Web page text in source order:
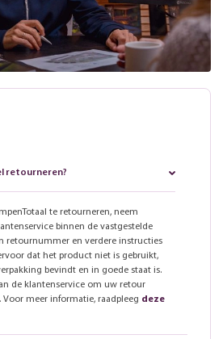
retourneren?
te retourneren, neem
binnen de vastgestelde
retournummer en verdere instructies
dat het product niet is gebruikt,
bevindt en in goede staat is.
de klantenservice om uw retour
Voor meer informatie, raadpleeg deze